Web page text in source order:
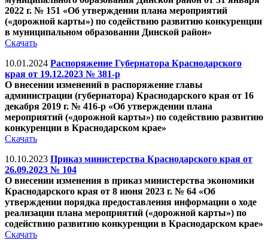
2022 г. № 151 «Об утверждении плана мероприятий
(«дорожной карты») по содействию развитию конкуренции
в муниципальном образовании Динской район»
Скачать
10.01.2024 Распоряжение Губернатора Краснодарского
края от 19.12.2023 № 381-р
О внесении изменений в распоряжение главы
администрации (губернатора) Краснодарского края от 16
декабря 2019 г. № 416-р «Об утверждении плана
мероприятий («дорожной карты») по содействию развитию
конкуренции в Краснодарском крае»
Скачать
10.10.2023 Приказ министерства Краснодарского края от
26.09.2023 № 104
О внесении изменения в приказ министерства экономики
Краснодарского края от 8 июня 2023 г. № 64 «Об
утверждении порядка предоставления информации о ходе
реализации плана мероприятий («дорожной карты») по
содействию развитию конкуренции в Краснодарском крае»
Скачать